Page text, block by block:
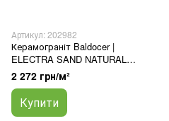
Артикул: 202982
Керамограніт Baldocer |
ELECTRA SAND NATURAL
60X120
2 272 грн/м²
Купити